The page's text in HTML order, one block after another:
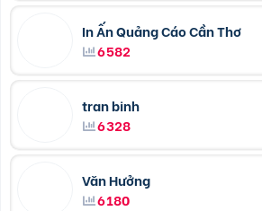
In Ấn Quảng Cáo Cần Thơ
6582
tran binh
6328
Văn Hưởng
6180